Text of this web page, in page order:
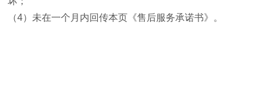
（4）未在一个月内回传本页《售后服务承诺书》。